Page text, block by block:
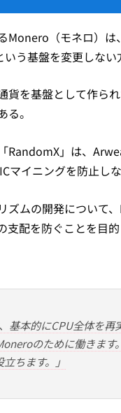
Monero（モネロ）
う基盤を変更しない
貨を基盤として作ら
。
RandomX」は、
マイニングを防止し
ズムの開発について
支配を防ぐことを目
基本的にCPU全体を
のために働きま
ちます。」